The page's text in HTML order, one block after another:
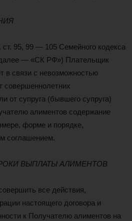
ст. 95, 99 — 105 Семейного кодекса
— «СК РФ») Плательщик
в связи с невозможностью
совершеннолетних
от супруга (бывшего супруга)
алиментов содержание
форме и порядке,
соглашением.
ВЫПЛАТЫ АЛИМЕНТОВ
все действия,
настоящего договора и
к Получателю алиментов на